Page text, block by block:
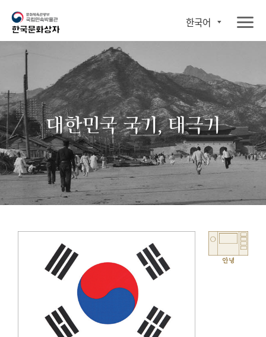
한국어
대한민국 국기, 태극기
안녕